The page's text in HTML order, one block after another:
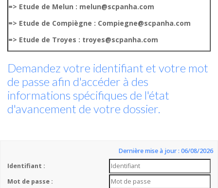
=> Etude de Melun : melun@scpanha.com
=> Etude de Compiègne : Compiegne@scpanha.com
=> Etude de Troyes : troyes@scpanha.com
Demandez votre identifiant et votre mot
de passe afin d'accéder à des
informations spécifiques de l'état
d'avancement de votre dossier.
Dernière mise à jour : 06/08/2026
Identifiant :
Mot de passe :